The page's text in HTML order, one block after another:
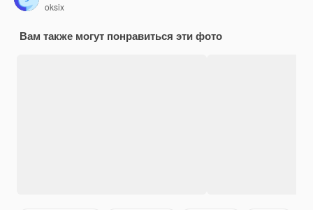
oksix
Вам также могут понравиться эти фото